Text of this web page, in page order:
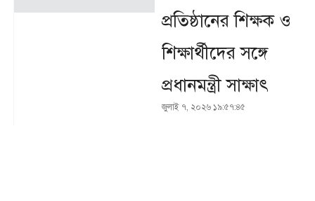
প্রতিষ্ঠানের শিক্ষক ও
শিক্ষার্থীদের সঙ্গে
প্রধানমন্ত্রী সাক্ষাৎ
জুলাই ৭, ২০২৬ ১৯:৫৭:৪৫